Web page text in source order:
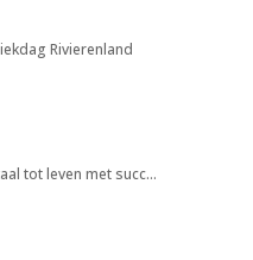
Rivierenland
tot leven met succ…